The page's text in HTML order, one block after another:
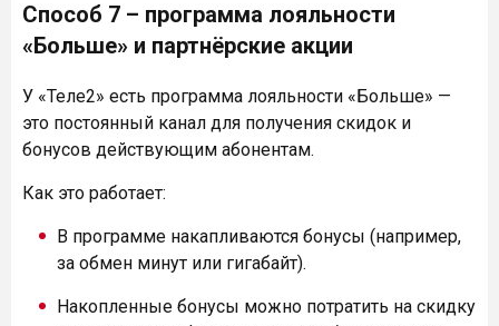
Способ 7 – программа лояльности
«Больше» и партнёрские акции
У «Теле2» есть программа лояльности «Больше» —
это постоянный канал для получения скидок и
бонусов действующим абонентам.
Как это работает:
В программе накапливаются бонусы (например,
за обмен минут или гигабайт).
Накопленные бонусы можно потратить на скидку